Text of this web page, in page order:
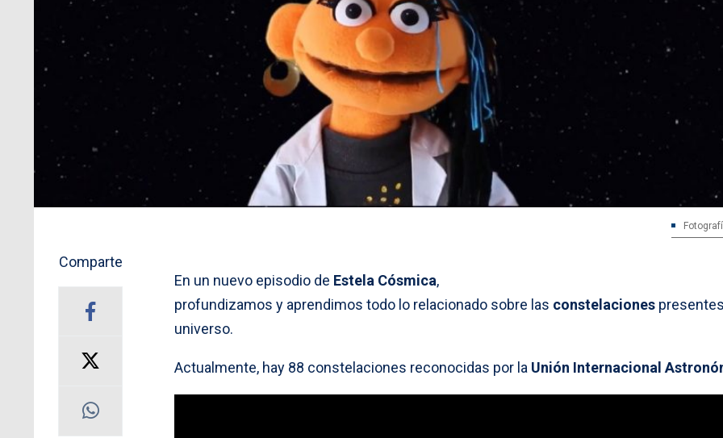
Comparte
En un nuevo episodio de Estela Cósmica,
profundizamos y aprendimos todo lo relacionado sobre las constelaciones
universo.
Actualmente, hay 88 constelaciones reconocidas por la Unión Internacional